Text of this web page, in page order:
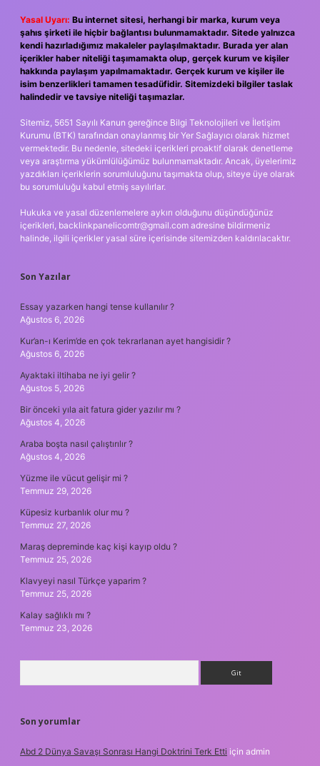
Yasal Uyarı: Bu internet sitesi, herhangi bir marka, kurum veya
şahıs şirketi ile hiçbir bağlantısı bulunmamaktadır. Sitede yalnızca
kendi hazırladığımız makaleler paylaşılmaktadır. Burada yer alan
içerikler haber niteliği taşımamakta olup, gerçek kurum ve kişiler
hakkında paylaşım yapılmamaktadır. Gerçek kurum ve kişiler ile
isim benzerlikleri tamamen tesadüfidir. Sitemizdeki bilgiler taslak
halindedir ve tavsiye niteliği taşımazlar.
Sitemiz, 5651 Sayılı Kanun gereğince Bilgi Teknolojileri ve İletişim
Kurumu (BTK) tarafından onaylanmış bir Yer Sağlayıcı olarak hizmet
vermektedir. Bu nedenle, sitedeki içerikleri proaktif olarak denetleme
veya araştırma yükümlülüğümüz bulunmamaktadır. Ancak, üyelerimiz
yazdıkları içeriklerin sorumluluğunu taşımakta olup, siteye üye olarak
bu sorumluluğu kabul etmiş sayılırlar.
Hukuka ve yasal düzenlemelere aykırı olduğunu düşündüğünüz
içerikleri, backlinkpanelicomtr@gmail.com adresine bildirmeniz
halinde, ilgili içerikler yasal süre içerisinde sitemizden kaldırılacaktır.
Son Yazılar
Essay yazarken hangi tense kullanılır ?
Ağustos 6, 2026
Kur’an-ı Kerim’de en çok tekrarlanan ayet hangisidir ?
Ağustos 6, 2026
Ayaktaki iltihaba ne iyi gelir ?
Ağustos 5, 2026
Bir önceki yıla ait fatura gider yazılır mı ?
Ağustos 4, 2026
Araba boşta nasıl çalıştırılır ?
Ağustos 4, 2026
Yüzme ile vücut gelişir mi ?
Temmuz 29, 2026
Küpesiz kurbanlık olur mu ?
Temmuz 27, 2026
Maraş depreminde kaç kişi kayıp oldu ?
Temmuz 25, 2026
Klavyeyi nasıl Türkçe yaparim ?
Temmuz 25, 2026
Kalay sağlıklı mı ?
Temmuz 23, 2026
Son yorumlar
Abd 2 Dünya Savaşı Sonrası Hangi Doktrini Terk Etti için admin